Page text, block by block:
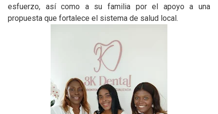
esfuerzo, así como a su familia por el apoyo a una
propuesta que fortalece el sistema de salud local.